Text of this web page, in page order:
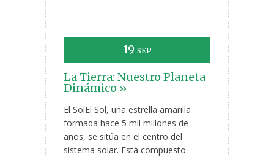
19 SEP
La Tierra: Nuestro Planeta
Dinámico »
El SolEl Sol, una estrella amarilla
formada hace 5 mil millones de
años, se sitúa en el centro del
sistema solar. Está compuesto